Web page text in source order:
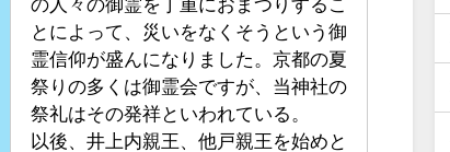
の人々の御霊を丁重におまつりするこ
とによって、災いをなくそうという御
霊信仰が盛んになりました。京都の夏
祭りの多くは御霊会ですが、当神社の
祭礼はその発祥といわれている。
以後、井上内親王、他戸親王を始めと